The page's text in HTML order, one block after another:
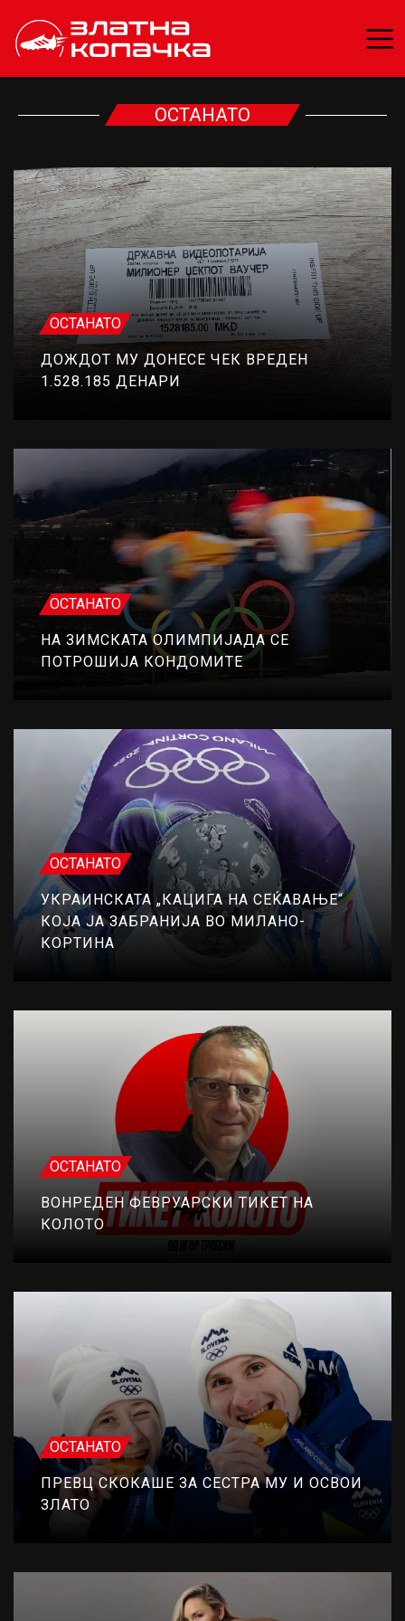
ОСТАНАТО
ОСТАНАТО
ДОЖДОТ МУ ДОНЕСЕ ЧЕК ВРЕДЕН
1.528.185 ДЕНАРИ
ОСТАНАТО
НА ЗИМСКАТА ОЛИМПИЈАДА СЕ
ПОТРОШИЈА КОНДОМИТЕ
ОСТАНАТО
УКРАИНСКАТА „КАЦИГА НА СЕЌАВАЊЕ“
КОЈА ЈА ЗАБРАНИЈА ВО МИЛАНО-
КОРТИНА
ОСТАНАТО
ВОНРЕДЕН ФЕВРУАРСКИ ТИКЕТ НА
КОЛОТО
ОСТАНАТО
ПРЕВЦ СКОКАШЕ ЗА СЕСТРА МУ И ОСВОИ
ЗЛАТО